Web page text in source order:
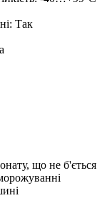
Так
що не б'ється